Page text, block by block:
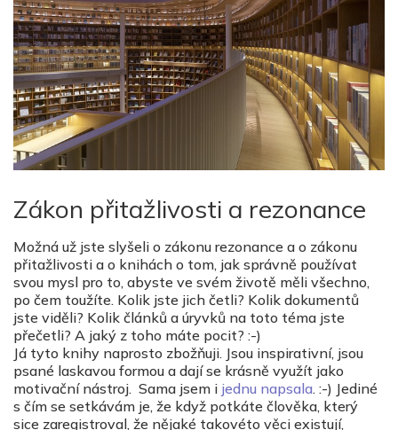
Zákon přitažlivosti a rezonance
Možná už jste slyšeli o zákonu rezonance a o zákonu
přitažlivosti a o knihách o tom, jak správně používat
svou mysl pro to, abyste ve svém životě měli všechno,
po čem toužíte. Kolik jste jich četli? Kolik dokumentů
jste viděli? Kolik článků a úryvků na toto téma jste
přečetli? A jaký z toho máte pocit? :-)
Já tyto knihy naprosto zbožňuji. Jsou inspirativní, jsou
psané laskavou formou a dají se krásně využít jako
motivační nástroj. Sama jsem i jednu napsala. :-) Jediné
s čím se setkávám je, že když potkáte člověka, který
sice zaregistroval, že nějaké takovéto věci existují,